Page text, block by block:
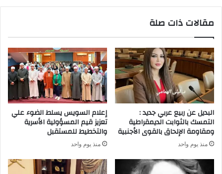
مقالات ذات صلة
البديل عن ربيع عربي جديد :
التمسك بالثوابت الديمقراطية
ومقاومة الإلحاق بالقوى الأجنبية
منذ يوم واحد
إعلام السويس يسلط الضوء علي
تعزيز قيم المسؤولية الأسرية
والتخطيط للمستقبل
منذ يوم واحد